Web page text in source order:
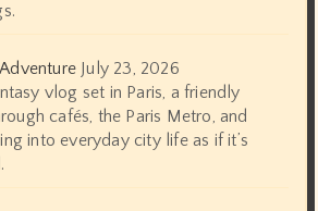
July 23, 2026
vlog set in Paris, a friendly
cafés, the Paris Metro, and
into everyday city life as if it’s